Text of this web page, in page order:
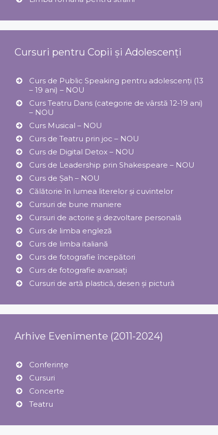
Cursuri pentru Copii și Adolescenți
Curs de Public Speaking pentru adolescenți (13
– 19 ani) – NOU
Curs Teatru Dans (categorie de vârstă 12-19 ani)
– NOU
Curs Musical – NOU
Curs de Teatru prin joc – NOU
Curs de Digital Detox – NOU
Curs de Leadership prin Shakespeare – NOU
Curs de Șah – NOU
Călătorie în lumea literelor și cuvintelor
Cursuri de bune maniere
Cursuri de actorie și dezvoltare personală
Curs de limba engleză
Curs de limba italiană
Curs de fotografie începători
Curs de fotografie avansați
Cursuri de artă plastică, desen și pictură
Arhive Evenimente (2011-2024)
Conferințe
Cursuri
Concerte
Teatru